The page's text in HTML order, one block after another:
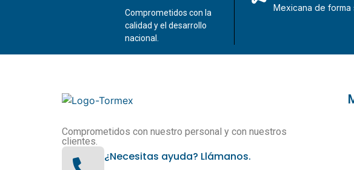
Comprometidos con la
calidad y el desarrollo
nacional.
Mexicana de forma
Comprometidos con nuestro personal y con nuestros
clientes.
¿Necesitas ayuda? Llámanos.